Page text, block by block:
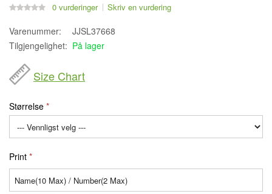
0 vurderinger Skriv en vurdering
Varenummer:
JJSL37668
Tilgjengelighet: På lager
Size Chart
Størrelse
Print